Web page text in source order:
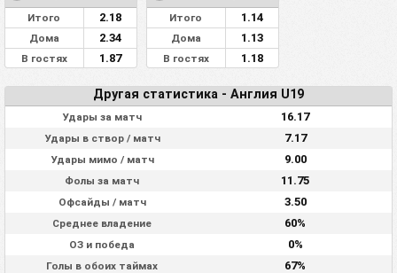
Итого 2.18
Дома 2.34
В гостях 1.87
Итого 1.14
Дома 1.13
В гостях 1.18
Другая статистика - Англия U19
Удары за матч 16.17
Удары в створ / матч 7.17
Удары мимо / матч 9.00
Фолы за матч 11.75
Офсайды / матч 3.50
Среднее владение 60%
ОЗ и победа 0%
Голы в обоих таймах 67%